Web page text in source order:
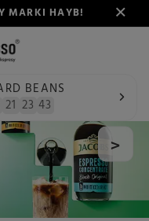
MARKI HAYB!
BEANS
21 23 42
>